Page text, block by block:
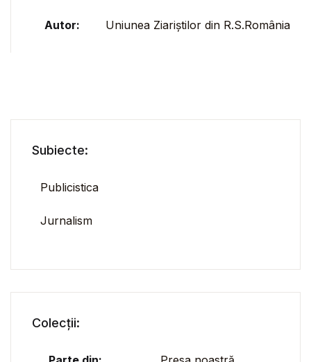
Autor: Uniunea Ziariștilor din R.S.România
Subiecte:
Publicistica
Jurnalism
Colecții: